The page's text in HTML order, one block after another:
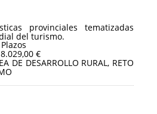
provinciales tematizadas
del turismo.
€
DE DESARROLLO RURAL, RETO